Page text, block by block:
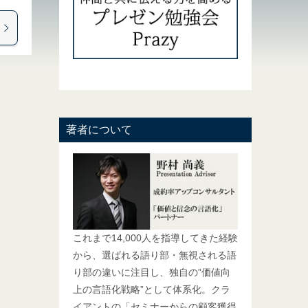
著者について
これまで14,000人を指導してきた経験
から、選ばれる語り部・無視される語
り部の違いに注目し、独自の”価値向
上の言語化戦略”として体系化。クラ